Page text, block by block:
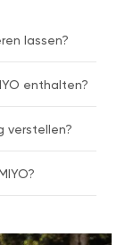
lassen?
enthalten?
verstellen?